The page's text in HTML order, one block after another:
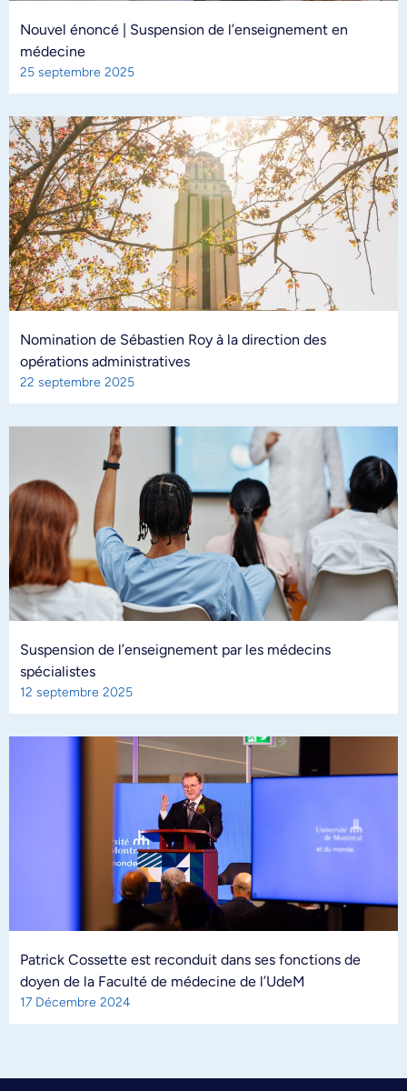
Nouvel énoncé | Suspension de l’enseignement en
médecine
25 septembre 2025
Nomination de Sébastien Roy à la direction des
opérations administratives
22 septembre 2025
Suspension de l’enseignement par les médecins
spécialistes
12 septembre 2025
Patrick Cossette est reconduit dans ses fonctions de
doyen de la Faculté de médecine de l’UdeM
17 Décembre 2024